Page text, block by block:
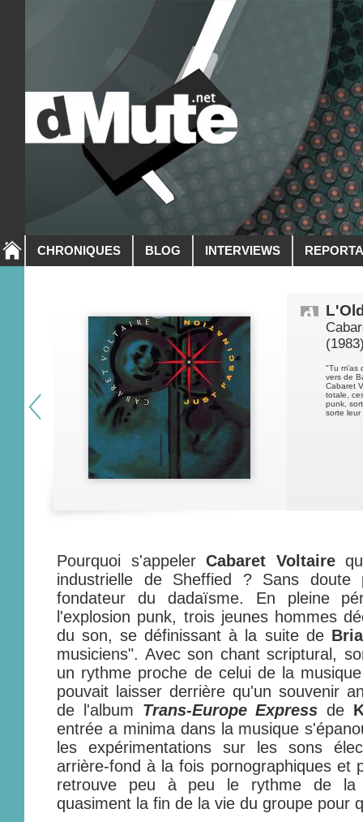
CHRONIQUES BLOG INTERVIEWS
"Tu m'as
vers de
Cabaret
totale,
punk,
sorte leur
Pourquoi s'appelerCabaret Voltaire
industrielle de Sheffied ? Sans doute
fondateur du dadaïsme. En pleine
l'explosion punk, trois jeunes hommes
du son, se définissant à la suite de
musiciens". Avec son chant scriptural,
un rythme proche de celui de la
pouvait laisser derrière qu'un souvenir
de l'album Trans-Europe Express de
entrée a minima dans la musique
les expérimentations sur les sons
arrière-fond à la fois pornographiques et
retrouve peu à peu le rythme de la
quasiment la fin de la vie du groupe pour